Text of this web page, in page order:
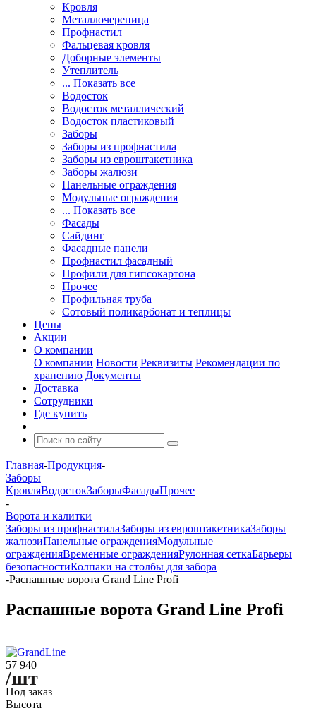
Кровля
Металлочерепица
Профнастил
Фальцевая кровля
Доборные элементы
Утеплитель
... Показать все
Водосток
Водосток металлический
Водосток пластиковый
Заборы
Заборы из профнастила
Заборы из евроштакетника
Заборы жалюзи
Панельные ограждения
Модульные ограждения
... Показать все
Фасады
Сайдинг
Фасадные панели
Профнастил фасадный
Профили для гипсокартона
Прочее
Профильная труба
Сотовый поликарбонат и теплицы
Цены
Акции
О компании
О компании Новости Реквизиты Рекомендации по
хранению Документы
Доставка
Сотрудники
Где купить
Главная-Продукция-
Заборы
КровляВодостокЗаборыФасадыПрочее
-
Ворота и калитки
Заборы из профнастилаЗаборы из евроштакетникаЗаборы
жалюзиПанельные огражденияМодульные
огражденияВременные огражденияРулонная сеткаБарьеры
безопасностиКолпаки на столбы для забора
-Распашные ворота Grand Line Profi
Распашные ворота Grand Line Profi
57 940
/шт
Под заказ
Высота